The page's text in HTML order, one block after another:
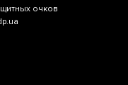
очков